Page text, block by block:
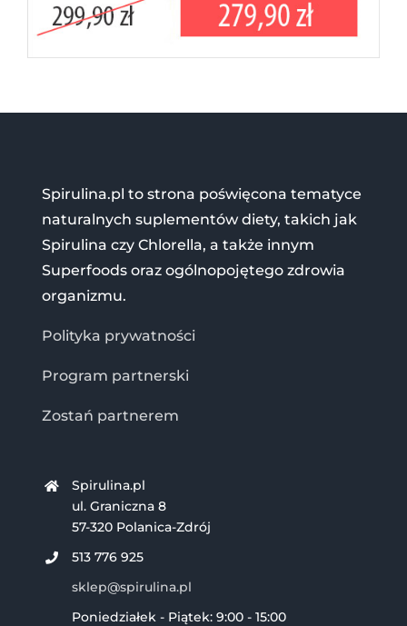
Spirulina.pl to strona poświęcona tematyce
naturalnych suplementów diety, takich jak
Spirulina czy Chlorella, a także innym
Superfoods oraz ogólnopojętego zdrowia
organizmu.
Polityka prywatności
Program partnerski
Zostań partnerem
Spirulina.pl
ul. Graniczna 8
57-320 Polanica-Zdrój
513 776 925
sklep@spirulina.pl
Poniedziałek - Piątek: 9:00 - 15:00